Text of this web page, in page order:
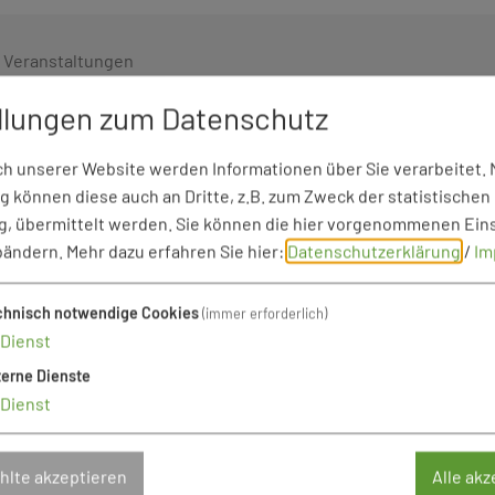
Wolferstadt
– Qualität ohne Kompromisse Wenn der Hunger
bei uns los. Auf den ...
Veranstaltungen
Wolferstadt
– zwischen Blättern, Blumen und guten
laden wir Dich ein, Kaffee und ...
zum Datenschutz
unserer Website werden Informationen über Sie verarbeitet.
können diese auch an Dritte, z.B. zum Zweck der statistischen
übermittelt werden. Sie können die hier vorgenommenen
Mehr dazu erfahren Sie hier: Datenschutzerklärung /
notwendige Cookies(immer erforderlich)
Dienst
Dienste
Dienst
akzeptieren Alle